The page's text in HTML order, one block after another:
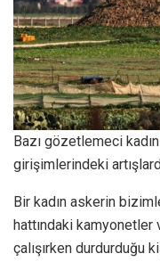
Bazı gözetlemeci
girişimlerindeki
Bir kadın askerin
hattındaki
çalışırken durdurduğu